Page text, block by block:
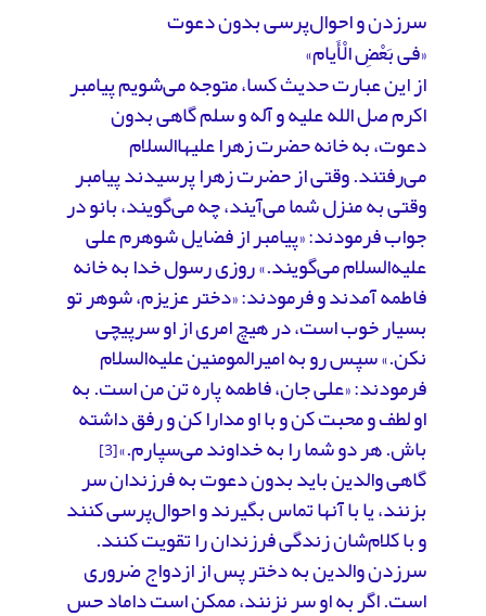
سرزدن و احوال‌پرسی بدون دعوت
«فی بَعْضِ الْأَیام»
از این عبارت حدیث کسا، متوجه می‌شویم پیامبر
اکرم صل‌ الله علیه و آله و سلم گاهی بدون
دعوت، به خانه حضرت زهرا علیهاالسلام
می‌رفتند. وقتی از حضرت زهرا پرسیدند پیامبر
وقتی به منزل شما می‌آیند، چه می‌گویند، بانو در
جواب فرمودند: «پیامبر از فضایل شوهرم علی
علیه‌السلام می‌گویند.» روزی رسول خدا به خانه
فاطمه آمدند و فرمودند: «دختر عزیزم، شوهر تو
بسیار خوب است، در هیچ امری از او سرپیچی
نکن.» سپس رو به امیرالمومنین علیه‌السلام
فرمودند: «علی جان، فاطمه پاره تن من است. به
او لطف و محبت کن و با او مدارا کن و رفق داشته
باش. هر دو شما را به خداوند می‌سپارم.»[3]
گاهی والدین باید بدون دعوت به فرزندان‌ سر
بزنند، یا با آنها تماس بگیرند و احوال‌پرسی کنند
و با کلام‌شان زندگی فرزندان را تقویت کنند.
سرزدن والدین به دختر پس از ازدواج ضروری
است. اگر به او سر نزنند، ممکن است داماد حس